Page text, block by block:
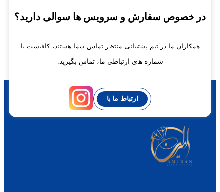
در خصوص سفارش و سرویس ها سوالی دارید؟
همکاران ما در تیم پشتیبانی منتظر تماس شما هستند، کافیست با
شماره های ارتباطی ما، تماس بگیرید.
ارتباط ما با